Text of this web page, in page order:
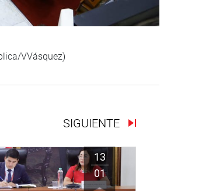
VVásquez)
SIGUIENTE
13
01